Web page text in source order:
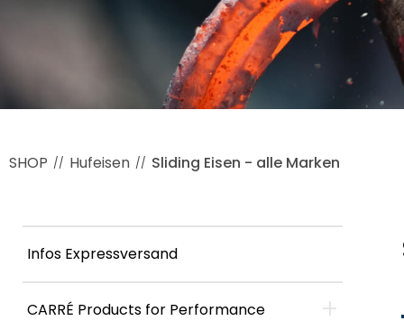
SHOP // Hufeisen // Sliding Eisen - alle Marken
Infos Expressversand
CARRÉ Products for Performance +